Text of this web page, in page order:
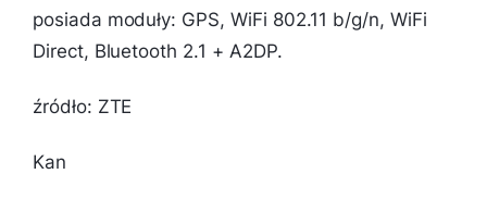
posiada moduły: GPS, WiFi 802.11 b/g/n, WiFi
Direct, Bluetooth 2.1 + A2DP.
źródło: ZTE
Kan